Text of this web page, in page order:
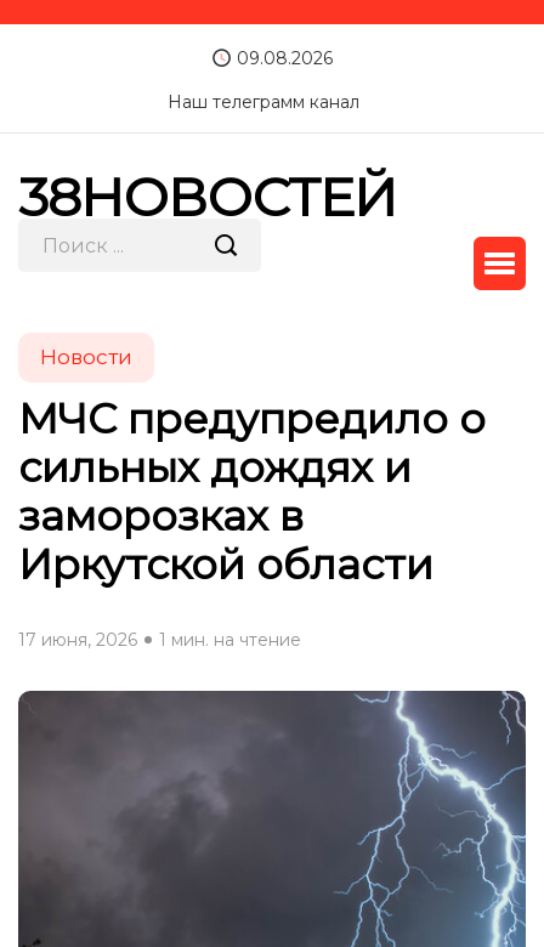
09.08.2026
Наш телеграмм канал
38НОВОСТЕЙ
Новости
МЧС предупредило о
сильных дождях и
заморозках в
Иркутской области
17 июня, 2026 1 мин. на чтение